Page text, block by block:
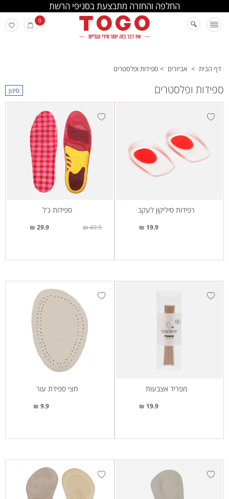
החלפה והחזרה מתבצעת בסניפי הרשת
0
דף הבית > אביזרים > ספידות ופלסטרים
ספידות ופלסטרים סינון
רפידות סיליקון לעקב
19.9 ₪
ספידות ג'ל
29.9 ₪ 49.9 ₪
מפריד אצבעות
19.9 ₪
חצי ספידת עור
9.9 ₪